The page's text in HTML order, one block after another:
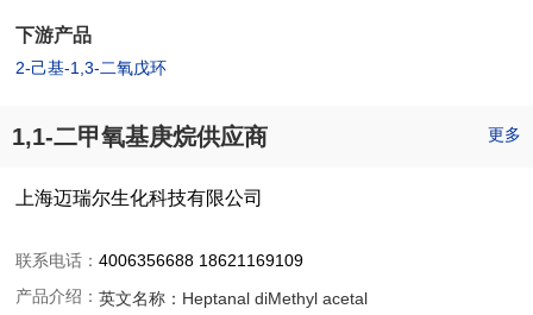
下游产品
2-己基-1,3-二氧戊环
1,1-二甲氧基庚烷供应商 更多
上海迈瑞尔生化科技有限公司
联系电话：4006356688 18621169109
产品介绍：英文名称： Heptanal diMethyl acetal